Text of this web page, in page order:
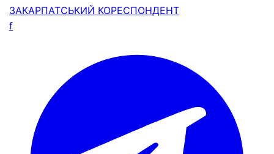
ЗАКАРПАТСЬКИЙ КОРЕСПОНДЕНТ
f